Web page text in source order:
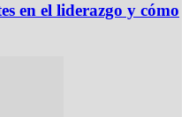
en el liderazgo y cómo